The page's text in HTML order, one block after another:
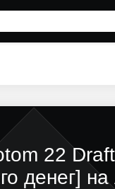
22
денег]